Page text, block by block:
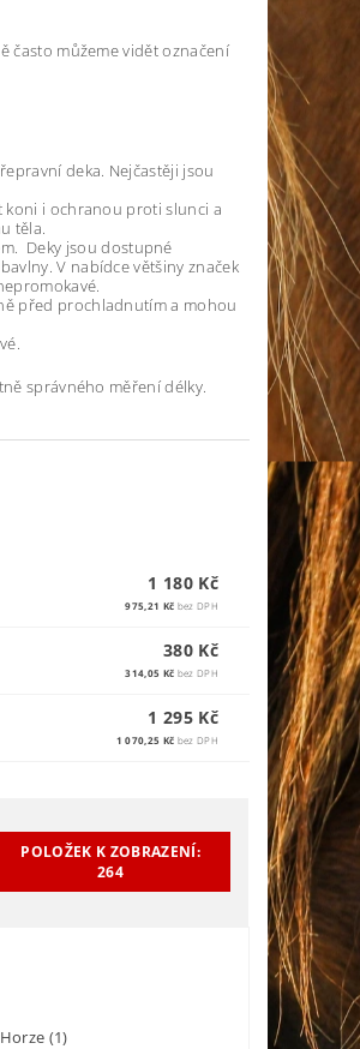
často můžeme vidět označení
deka. Nejčastěji jsou
i ochranou proti slunci a
těla.
Deky jsou dostupné
V nabídce většiny značek
před prochladnutím a mohou
správného měření délky.
1 180 Kč
975,21 Kč bez DPH
380 Kč
314,05 Kč bez DPH
1 295 Kč
1 070,25 Kč bez DPH
POLOŽEK K ZOBRAZENÍ:
264
Horze (1)